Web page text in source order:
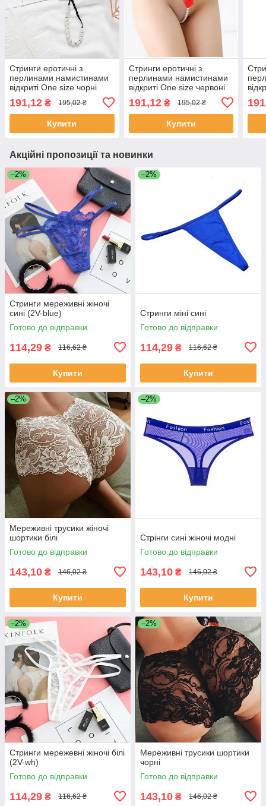
Стринги еротичні з
перлинами намистинами
відкриті One size чорні
191,12 ₴ 195,02 ₴
Купити
Стринги еротичні з
перлинами намистинами
відкриті One size червоні
191,12₴ 195,02 ₴
Купити
Акційні пропозиції та новинки
–2%
Стринги мереживні жіночі
сині (2V-blue)
Готово до відправки
114,29 ₴ 116,62 ₴
Купити
–2%
Стринги міні сині
Готово до відправки
114,29 ₴ 116,62 ₴
Купити
–2%
Мереживні трусики жіночі
шортики білі
Готово до відправки
143,10 ₴ 146,02 ₴
Купити
–2%
Стрінги сині жіночі модні
Готово до відправки
143,10 ₴ 146,02 ₴
Купити
–2%
Стринги мережевні жіночі білі
(2V-wh)
Готово до відправки
114,29 ₴ 116,62 ₴
–2%
Мереживні трусики шортики
чорні
Готово до відправки
143,10 ₴ 146,02 ₴